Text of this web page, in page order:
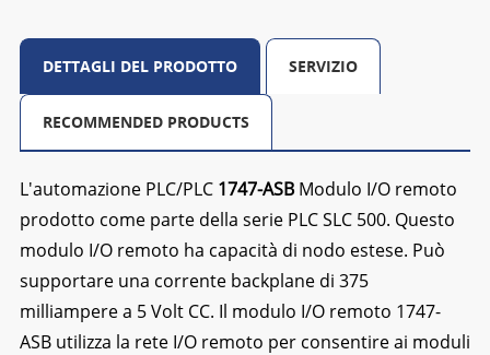
DETTAGLI DEL PRODOTTO SERVIZIO
RECOMMENDED PRODUCTS
L'automazione PLC/PLC 1747-ASBModulo I/O remoto
prodotto come parte della serie PLC SLC 500. Questo
modulo I/O remoto ha capacità di nodo estese. Può
supportare una corrente backplane di 375
milliampere a 5 Volt CC. Il modulo I/O remoto 1747-
ASB utilizza la rete I/O remoto per consentire ai moduli